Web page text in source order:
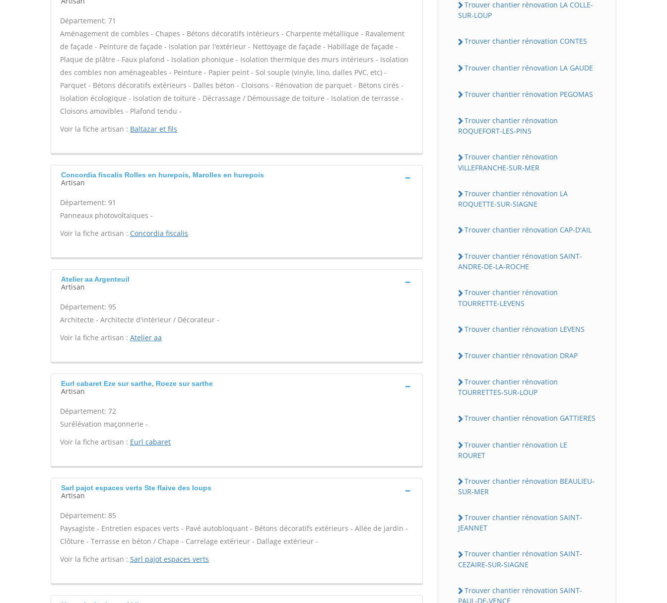
Département: 71
Aménagement de combles - Chapes - Bétons décoratifs intérieurs - Charpente métallique - Ravalement
de façade - Peinture de façade - Isolation par l'extérieur - Nettoyage de façade - Habillage de façade -
Plaque de plâtre - Faux plafond - Isolation phonique - Isolation thermique des murs intérieurs - Isolation
des combles non aménageables - Peinture - Papier peint - Sol souple (vinyle, lino, dalles PVC, etc) -
Parquet - Bétons décoratifs extérieurs - Dalles béton - Cloisons - Rénovation de parquet - Bétons cirés -
Isolation écologique - Isolation de toiture - Décrassage / Démoussage de toiture - Isolation de terrasse -
Cloisons amovibles - Plafond tendu -
Voir la fiche artisan : Baltazar et fils
Concordia fiscalis Rolles en hurepois, Marolles en hurepois
Artisan
Département: 91
Panneaux photovoltaïques -
Voir la fiche artisan : Concordia fiscalis
Atelier aa Argenteuil
Artisan
Département: 95
Architecte - Architecte d'intérieur / Décorateur -
Voir la fiche artisan : Atelier aa
Eurl cabaret Eze sur sarthe, Roeze sur sarthe
Artisan
Département: 72
Surélévation maçonnerie -
Voir la fiche artisan : Eurl cabaret
Sarl pajot espaces verts Ste flaive des loups
Artisan
Département: 85
Paysagiste - Entretien espaces verts - Pavé autobloquant - Bétons décoratifs extérieurs - Allée de jardin -
Clôture - Terrasse en béton / Chape - Carrelage extérieur - Dallage extérieur -
Voir la fiche artisan : Sarl pajot espaces verts
Trouver chantier rénovation LA COLLE-
SUR-LOUP
Trouver chantier rénovation CONTES
Trouver chantier rénovation LA GAUDE
Trouver chantier rénovation PEGOMAS
Trouver chantier rénovation
ROQUEFORT-LES-PINS
Trouver chantier rénovation
VILLEFRANCHE-SUR-MER
Trouver chantier rénovation LA
ROQUETTE-SUR-SIAGNE
Trouver chantier rénovation CAP-D'AIL
Trouver chantier rénovation SAINT-
ANDRE-DE-LA-ROCHE
Trouver chantier rénovation
TOURRETTE-LEVENS
Trouver chantier rénovation LEVENS
Trouver chantier rénovation DRAP
Trouver chantier rénovation
TOURRETTES-SUR-LOUP
Trouver chantier rénovation GATTIERES
Trouver chantier rénovation LE
ROURET
Trouver chantier rénovation BEAULIEU-
SUR-MER
Trouver chantier rénovation SAINT-
JEANNET
Trouver chantier rénovation SAINT-
CEZAIRE-SUR-SIAGNE
Trouver chantier rénovation SAINT-
PAUL-DE-VENCE